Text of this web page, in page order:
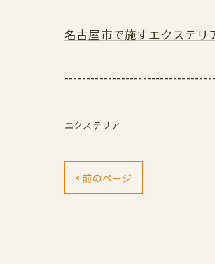
名古屋市で施すエクステリ
エクステリア
< 前のページ